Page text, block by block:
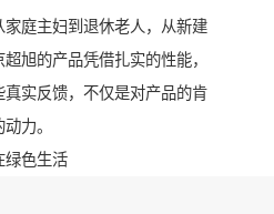
庭主妇到退休老人，从新建
旭的产品凭借扎实的性能，
实反馈，不仅是对产品的肯
力。
绿色生活